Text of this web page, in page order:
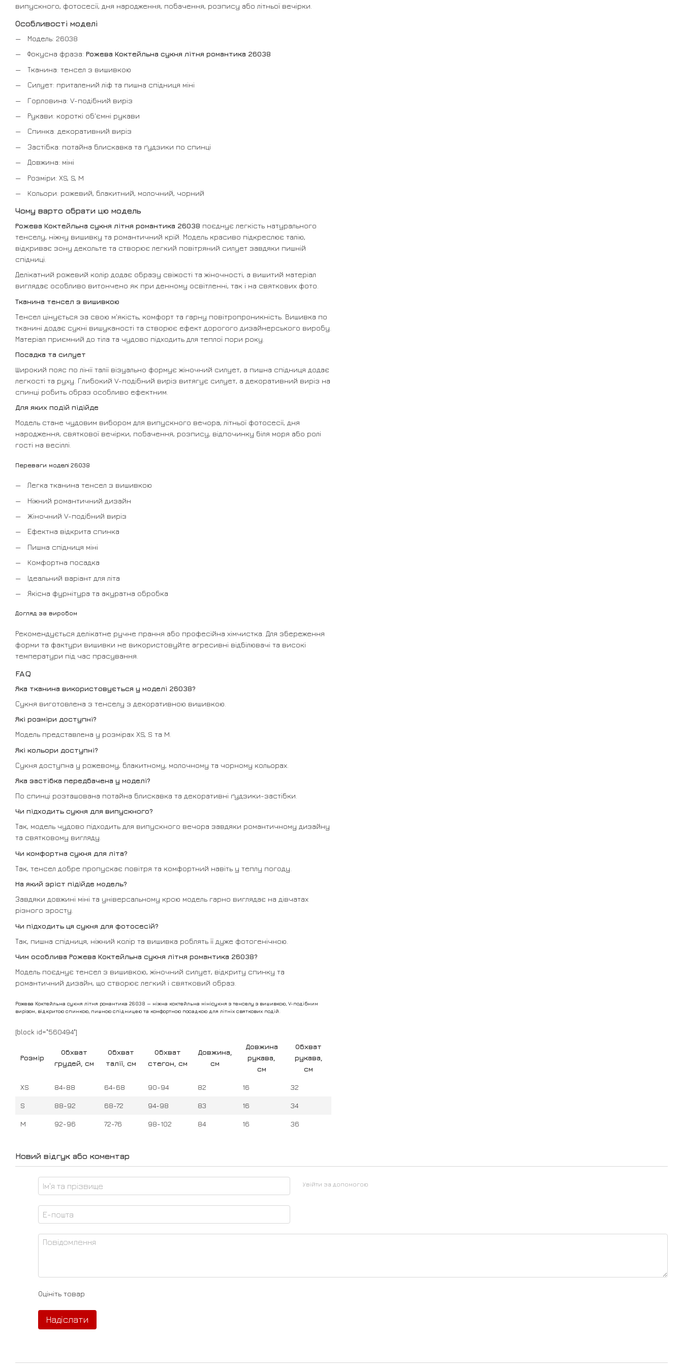
випускного, фотосесії, дня народження, побачення, розпису або літньої вечірки.
Особливості моделі
Модель: 26038
Фокусна фраза: Рожева Коктейльна сукня літня романтика 26038
Тканина: тенсел з вишивкою
Силует: приталений ліф та пишна спідниця міні
Горловина: V-подібний виріз
Рукави: короткі об'ємні рукави
Спинка: декоративний виріз
Застібка: потайна блискавка та ґудзики по спинці
Довжина: міні
Розміри: XS, S, M
Кольори: рожевий, блакитний, молочний, чорний
Чому варто обрати цю модель
Рожева Коктейльна сукня літня романтика 26038 поєднує легкість натурального
тенселу, ніжну вишивку та романтичний крій. Модель красиво підкреслює талію,
відкриває зону декольте та створює легкий повітряний силует завдяки пишній
спідниці.
Делікатний рожевий колір додає образу свіжості та жіночності, а вишитий матеріал
виглядає особливо витончено як при денному освітленні, так і на святкових фото.
Тканина тенсел з вишивкою
Тенсел цінується за свою м'якість, комфорт та гарну повітропроникність. Вишивка по
тканині додає сукні вишуканості та створює ефект дорогого дизайнерського виробу.
Матеріал приємний до тіла та чудово підходить для теплої пори року.
Посадка та силует
Широкий пояс по лінії талії візуально формує жіночний силует, а пишна спідниця додає
легкості та руху. Глибокий V-подібний виріз витягує силует, а декоративний виріз на
спинці робить образ особливо ефектним.
Для яких подій підійде
Модель стане чудовим вибором для випускного вечора, літньої фотосесії, дня
народження, святкової вечірки, побачення, розпису, відпочинку біля моря або ролі
гості на весіллі.
Переваги моделі 26038
Легка тканина тенсел з вишивкою
Ніжний романтичний дизайн
Жіночний V-подібний виріз
Ефектна відкрита спинка
Пишна спідниця міні
Комфортна посадка
Ідеальний варіант для літа
Якісна фурнітура та акуратна обробка
Догляд за виробом
Рекомендується делікатне ручне прання або професійна хімчистка. Для збереження
форми та фактури вишивки не використовуйте агресивні відбілювачі та високі
температури під час прасування.
FAQ
Яка тканина використовується у моделі 26038?
Сукня виготовлена з тенселу з декоративною вишивкою.
Які розміри доступні?
Модель представлена у розмірах XS, S та M.
Які кольори доступні?
Сукня доступна у рожевому, блакитному, молочному та чорному кольорах.
Яка застібка передбачена у моделі?
По спинці розташована потайна блискавка та декоративні ґудзики-застібки.
Чи підходить сукня для випускного?
Так, модель чудово підходить для випускного вечора завдяки романтичному дизайну
та святковому вигляду.
Чи комфортна сукня для літа?
Так, тенсел добре пропускає повітря та комфортний навіть у теплу погоду.
На який зріст підійде модель?
Завдяки довжині міні та універсальному крою модель гарно виглядає на дівчатах
різного зросту.
Чи підходить ця сукня для фотосесій?
Так, пишна спідниця, ніжний колір та вишивка роблять її дуже фотогенічною.
Чим особлива Рожева Коктейльна сукня літня романтика 26038?
Модель поєднує тенсел з вишивкою, жіночний силует, відкриту спинку та
романтичний дизайн, що створює легкий і святковий образ.
Рожева Коктейльна сукня літня романтика 26038 — ніжна коктейльна мінісукня з тенселу з вишивкою, V-подібним
вирізом, відкритою спинкою, пишною спідницею та комфортною посадкою для літніх святкових подій.
[block id="560494"]
Розмір
Обхват
грудей, см
Обхват
талії, см
Обхват
стегон, см
Довжина,
см
Довжина
рукава,
см
Обхват
рукава,
см
XS 84-88 64-68 90-94 82 16 32
S 88-92 68-72 94-98 83 16 34
M 92-96 72-76 98-102 84 16 36
Новий відгук або коментар
Увійти за допомогою
Оцініть товар
Надіслати